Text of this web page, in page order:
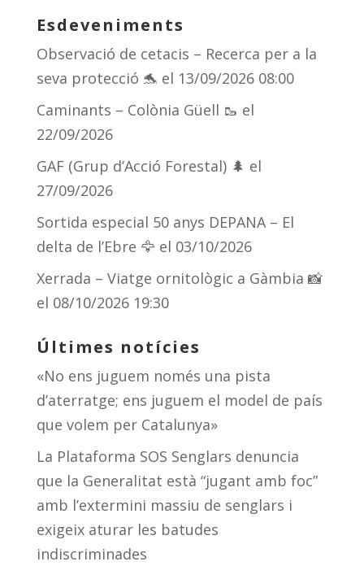
e
sk
y
re
a
d
s
e
gr
a
m
p
ar
te
ix
Esdeveniments
Observació de cetacis – Recerca per a la
seva protecció 🐬 el 13/09/2026 08:00
Caminants – Colònia Güell 🥾 el
22/09/2026
GAF (Grup d’Acció Forestal) 🌲 el
27/09/2026
Sortida especial 50 anys DEPANA – El
delta de l’Ebre 🦅 el 03/10/2026
Xerrada – Viatge ornitològic a Gàmbia 📸
el 08/10/2026 19:30
Últimes notícies
«No ens juguem només una pista
d’aterratge; ens juguem el model de país
que volem per Catalunya»
La Plataforma SOS Senglars denuncia
que la Generalitat està “jugant amb foc”
amb l’extermini massiu de senglars i
exigeix aturar les batudes
indiscriminades